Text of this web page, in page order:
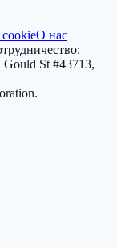
О нас
Gould St #43713,